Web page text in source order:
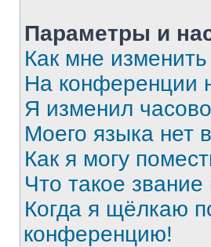
Параметры и
Как мне
На конференции
Я изменил
Моего языка нет
Как я могу
Что такое звание
Когда я щёлкаю
конференцию!